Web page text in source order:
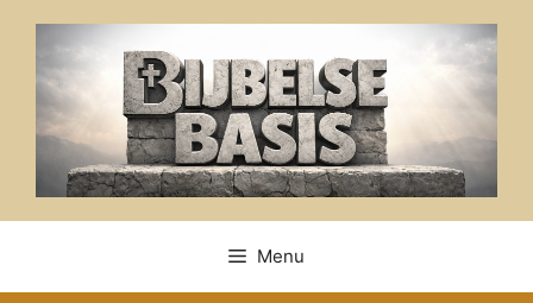
inhoud
Menu